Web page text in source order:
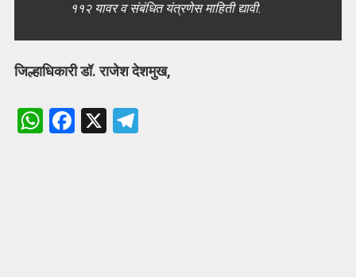
११२ यावर व संबंधित यंत्रणेस माहिती द्यावी.
जिल्हाधिकारी डॉ. राजेश देशमुख,
W F X T